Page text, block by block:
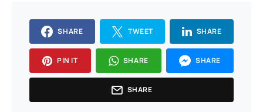
SHARE TWEET SHARE
PIN IT SHARE SHARE
SHARE